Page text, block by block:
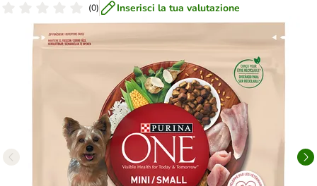
(0) Inserisci la tua valutazione